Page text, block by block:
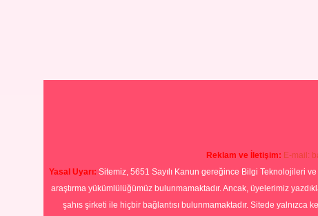
Reklam ve İletişim: E-mail:
Yasal Uyarı: Sitemiz, 5651 Sayılı Kanun gereğince Bilgi Teknolojileri
araştırma yükümlülüğümüz bulunmamaktadır. Ancak, üyelerimiz
şahıs şirketi ile hiçbir bağlantısı bulunmamaktadır. Sitede yalnızca